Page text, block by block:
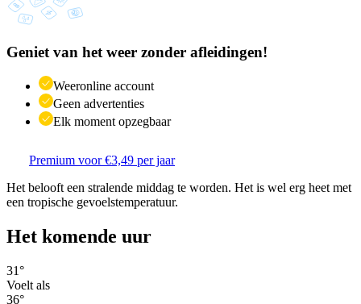
Geniet van het weer zonder afleidingen!
Weeronline account
Geen advertenties
Elk moment opzegbaar
Premium voor €3,49 per jaar
Het belooft een stralende middag te worden. Het is wel erg heet met
een tropische gevoelstemperatuur.
Het komende uur
31°
Voelt als
36°